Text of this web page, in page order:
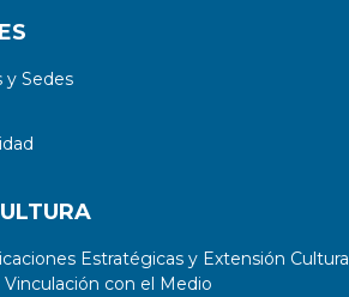
Sedes
Estratégicas y Extensión Cultural
con el Medio